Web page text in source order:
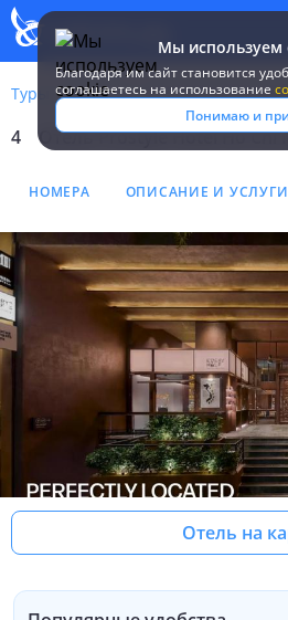
Мы
Благодаря им сайт становится
соглашаетесь на использование
Понимаю и
Туры Вьетнам Хошимин
Отель
4 Отель Prostyle Hotel Ho Chi
НОМЕРА ОПИСАНИЕ И УСЛУГИ
Отель на